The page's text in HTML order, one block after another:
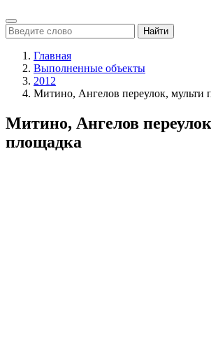
Найти
Главная
Выполненные объекты
2012
Митино, Ангелов переулок, мульти
Митино, Ангелов
площадка